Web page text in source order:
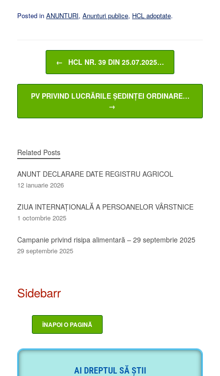
Posted in ANUNTURI, Anunturi publice, HCL adoptate.
Post navigation
← HCL NR. 39 DIN 25.07.2025…
PV PRIVIND LUCRĂRILE ȘEDINȚEI ORDINARE…
→
Related Posts
ANUNT DECLARARE DATE REGISTRU AGRICOL
12 ianuarie 2026
ZIUA INTERNAȚIONALĂ A PERSOANELOR VÂRSTNICE
1 octombrie 2025
Campanie privind risipa alimentară – 29 septembrie 2025
29 septembrie 2025
Sidebarr
AI DREPTUL SĂ ȘTII